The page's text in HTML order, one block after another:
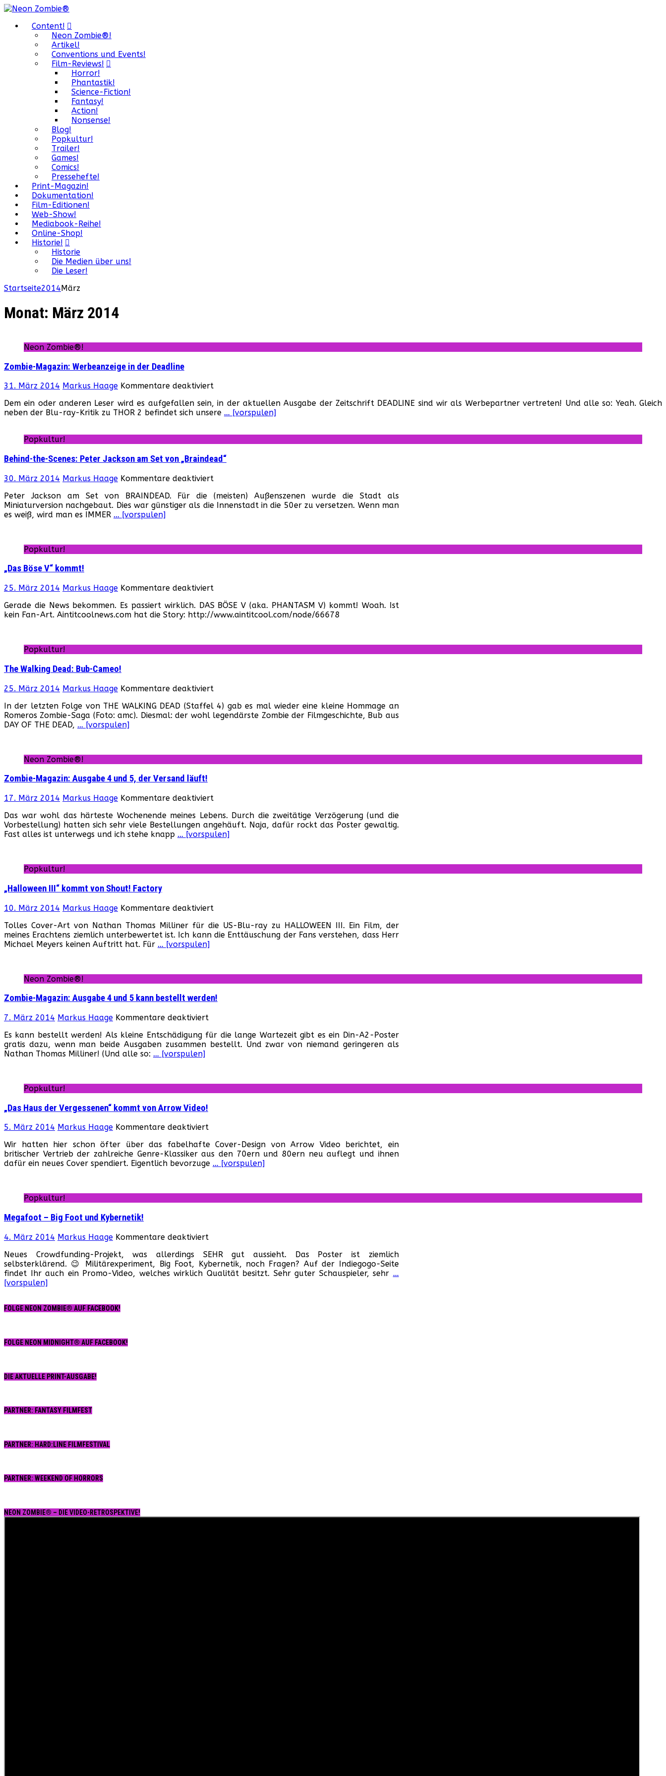
Content!
Neon Zombie®!
Artikel!
Conventions und Events!
Film-Reviews!
Horror!
Phantastik!
Science-Fiction!
Fantasy!
Action!
Nonsense!
Blog!
Popkultur!
Trailer!
Games!
Comics!
Pressehefte!
Print-Magazin!
Dokumentation!
Film-Editionen!
Web-Show!
Mediabook-Reihe!
Online-Shop!
Historie!
Historie
Die Medien über uns!
Die Leser!
Startseite2014März
Monat: März 2014
Neon Zombie®!
Zombie-Magazin: Werbeanzeige in der Deadline
31. März 2014 Markus Haage Kommentare deaktiviertfür
Magazin:
Werbeanzeige
der
Deadline
Dem ein oder anderen Leser wird es aufgefallen sein, in der aktuellen Ausgabe der Zeitschrift DEADLINE sind wir als Werbepartner vertreten! Und alle so: Yeah. Gleich
neben der Blu-ray-Kritik zu THOR 2 befindet sich unsere … [vorspulen]
Popkultur!
Behind-the-Scenes: Peter Jackson am Set von „Braindead“
30. März 2014 Markus Haage Kommentare deaktiviert
the-
Scenes:
Set
von
Peter Jackson am Set von BRAINDEAD. Für die (meisten) Außenszenen wurde die Stadt als
Miniaturversion nachgebaut. Dies war günstiger als die Innenstadt in die 50er zu versetzen. Wenn man
es weiß, wird man es IMMER … [vorspulen]
Popkultur!
„Das Böse V“ kommt!
25. März 2014 Markus Haage Kommentare deaktiviertfür
Böse
V“
Gerade die News bekommen. Es passiert wirklich. DAS BÖSE V (aka. PHANTASM V) kommt! Woah. Ist
kein Fan-Art. Aintitcoolnews.com hat die Story: http://www.aintitcool.com/node/66678
Popkultur!
The Walking Dead: Bub-Cameo!
25. März 2014 Markus Haage Kommentare deaktiviert
Walking
Dead:
In der letzten Folge von THE WALKING DEAD (Staffel 4) gab es mal wieder eine kleine Hommage an
Romeros Zombie-Saga (Foto: amc). Diesmal: der wohl legendärste Zombie der Filmgeschichte, Bub aus
DAY OF THE DEAD, … [vorspulen]
Neon Zombie®!
Zombie-Magazin: Ausgabe 4 und 5, der Versand läuft!
17. März 2014 Markus Haage Kommentare deaktiviertfür
Magazin:
Ausgabe
4
der
Versand
Das war wohl das härteste Wochenende meines Lebens. Durch die zweitätige Verzögerung (und die
Vorbestellung) hatten sich sehr viele Bestellungen angehäuft. Naja, dafür rockt das Poster gewaltig.
Fast alles ist unterwegs und ich stehe knapp … [vorspulen]
Popkultur!
„Halloween III“ kommt von Shout! Factory
10. März 2014 Markus Haage Kommentare deaktiviert
III“
kommt
Tolles Cover-Art von Nathan Thomas Milliner für die US-Blu-ray zu HALLOWEEN III. Ein Film, der
meines Erachtens ziemlich unterbewertet ist. Ich kann die Enttäuschung der Fans verstehen, dass Herr
Michael Meyers keinen Auftritt hat. Für … [vorspulen]
Neon Zombie®!
Zombie-Magazin: Ausgabe 4 und 5 kann bestellt werden!
7. März 2014 Markus Haage Kommentare deaktiviertfür
Magazin:
Ausgabe
kann
bestellt
Es kann bestellt werden! Als kleine Entschädigung für die lange Wartezeit gibt es ein Din-A2-Poster
gratis dazu, wenn man beide Ausgaben zusammen bestellt. Und zwar von niemand geringeren als
Nathan Thomas Milliner! (Und alle so: … [vorspulen]
Popkultur!
„Das Haus der Vergessenen“ kommt von Arrow Video!
5. März 2014 Markus Haage Kommentare deaktiviertfür
Haus
der
Vergessenen“
Arrow
Video!
Wir hatten hier schon öfter über das fabelhafte Cover-Design von Arrow Video berichtet, ein
britischer Vertrieb der zahlreiche Genre-Klassiker aus den 70ern und 80ern neu auflegt und ihnen
dafür ein neues Cover spendiert. Eigentlich bevorzuge … [vorspulen]
Popkultur!
Megafoot – Big Foot und Kybernetik!
4. März 2014 Markus Haage Kommentare deaktiviertfür
–
Big
Foot
Neues Crowdfunding-Projekt, was allerdings SEHR gut aussieht. Das Poster ist ziemlich
selbsterklärend. 😉 Militärexperiment, Big Foot, Kybernetik, noch Fragen? Auf der Indiegogo-Seite
findet Ihr auch ein Promo-Video, welches wirklich Qualität besitzt. Sehr guter Schauspieler, sehr …
[vorspulen]
FOLGE NEON ZOMBIE® AUF FACEBOOK!
FOLGE NEON MIDNIGHT® AUF FACEBOOK!
DIE AKTUELLE PRINT-AUSGABE!
PARTNER: FANTASY FILMFEST
PARTNER: HARD:LINE FILMFESTIVAL
PARTNER: WEEKEND OF HORRORS
NEON ZOMBIE® – DIE VIDEO-RETROSPEKTIVE!